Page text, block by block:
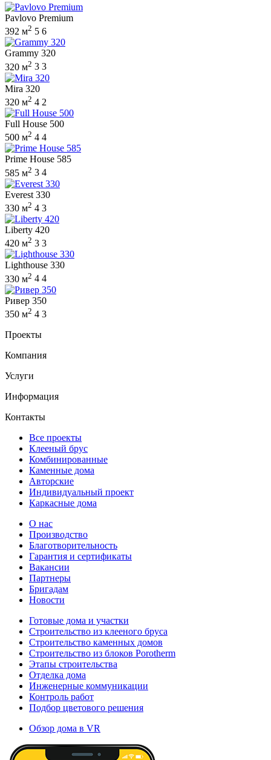
Pavlovo Premium
392 м2 5 6
Grammy 320
320 м2 3 3
Mira 320
320 м2 4 2
Full House 500
500 м2 4 4
Prime House 585
585 м2 3 4
Everest 330
330 м2 4 3
Liberty 420
420 м2 3 3
Lighthouse 330
330 м2 4 4
Ривер 350
350 м2 4 3
Проекты
Компания
Услуги
Информация
Контакты
Все проекты
Клееный брус
Комбинированные
Каменные дома
Авторские
Индивидуальный проект
Каркасные дома
О нас
Производство
Благотворительность
Гарантия и сертификаты
Вакансии
Партнеры
Бригадам
Новости
Готовые дома и участки
Строительство из клееного бруса
Строительство каменных домов
Строительство из блоков Porotherm
Этапы строительства
Отделка дома
Инженерные коммуникации
Контроль работ
Подбор цветового решения
Обзор дома в VR